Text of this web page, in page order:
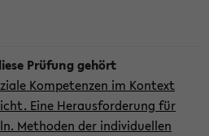
Kompetenzen im Kontext
Eine Herausforderung für
Methoden der individuellen